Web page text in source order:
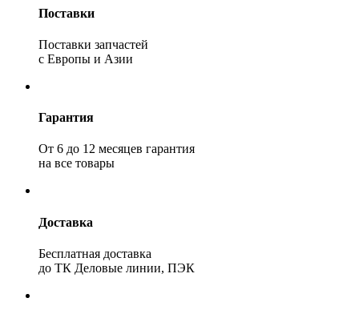
Поставки
Поставки запчастей
с Европы и Азии
Гарантия
От 6 до 12 месяцев гарантия
на все товары
Доставка
Бесплатная доставка
до ТК Деловые линии, ПЭК